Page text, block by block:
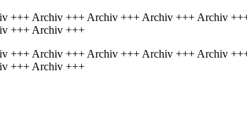
Archiv +++ Archiv +++ Archiv +++ Archiv
+++ Archiv +++
Archiv +++ Archiv +++ Archiv +++ Archiv
+++ Archiv +++